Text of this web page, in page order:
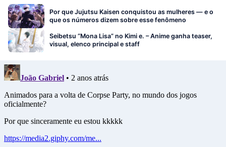
Por que Jujutsu Kaisen conquistou as mulheres — e o
que os números dizem sobre esse fenômeno
Seibetsu “Mona Lisa” no Kimi e. – Anime ganha teaser,
visual, elenco principal e staff